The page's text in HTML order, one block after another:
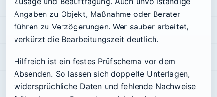
Angaben zu Objekt, Maßnahme oder Berater
führen zu Verzögerungen. Wer sauber arbeitet,
verkürzt die Bearbeitungszeit deutlich.
Hilfreich ist ein festes Prüfschema vor dem
Absenden. So lassen sich doppelte Unterlagen,
widersprüchliche Daten und fehlende Nachweise